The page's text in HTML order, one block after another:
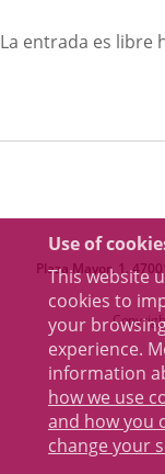
Use of
This website
cookies to
your
experience.
information
how we use
and how you
change your
La entrada es libre
Plaza Mayor, 1.